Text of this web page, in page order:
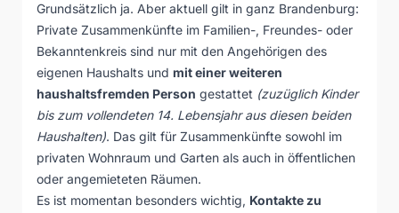
Grundsätzlich ja. Aber aktuell gilt in ganz Brandenburg:
Private Zusammenkünfte im Familien-, Freundes- oder
Bekanntenkreis sind nur mit den Angehörigen des
eigenen Haushalts und mit einer weiteren
haushaltsfremden Person gestattet (zuzüglich Kinder
bis zum vollendeten 14. Lebensjahr aus diesen beiden
Haushalten). Das gilt für Zusammenkünfte sowohl im
privaten Wohnraum und Garten als auch in öffentlichen
oder angemieteten Räumen.
Es ist momentan besonders wichtig, Kontakte zu